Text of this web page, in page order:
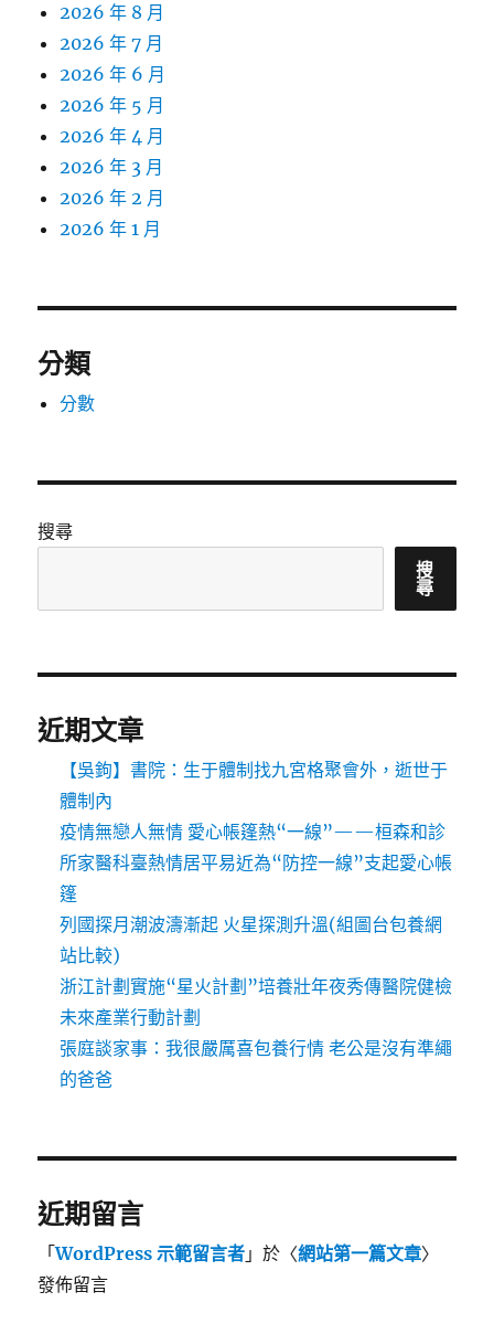
2026 年 8 月
2026 年 7 月
2026 年 6 月
2026 年 5 月
2026 年 4 月
2026 年 3 月
2026 年 2 月
2026 年 1 月
分類
分數
搜尋
搜
尋
近期文章
【吳鉤】書院：生于體制找九宮格聚會外，逝世于
體制內
疫情無戀人無情 愛心帳篷熱“一線”——桓森和診
所家醫科臺熱情居平易近為“防控一線”支起愛心帳
篷
列國探月潮波濤漸起 火星探測升溫(組圖台包養網
站比較)
浙江計劃實施“星火計劃”培養壯年夜秀傳醫院健檢
未來產業行動計劃
張庭談家事：我很嚴厲喜包養行情 老公是沒有準繩
的爸爸
近期留言
「WordPress 示範留言者 」於〈網站第一篇文章〉
發佈留言